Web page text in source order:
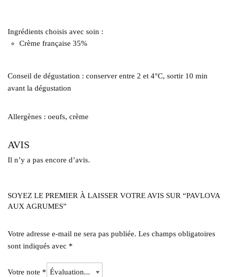
Ingrédients choisis avec soin :
Crème française 35%
Conseil de dégustation : conserver entre 2 et 4°C, sortir 10 min
avant la dégustation
Allergènes : oeufs, crème
AVIS
Il n’y a pas encore d’avis.
SOYEZ LE PREMIER À LAISSER VOTRE AVIS SUR “PAVLOVA
AUX AGRUMES”
Votre adresse e-mail ne sera pas publiée. Les champs obligatoires
sont indiqués avec *
Votre note *